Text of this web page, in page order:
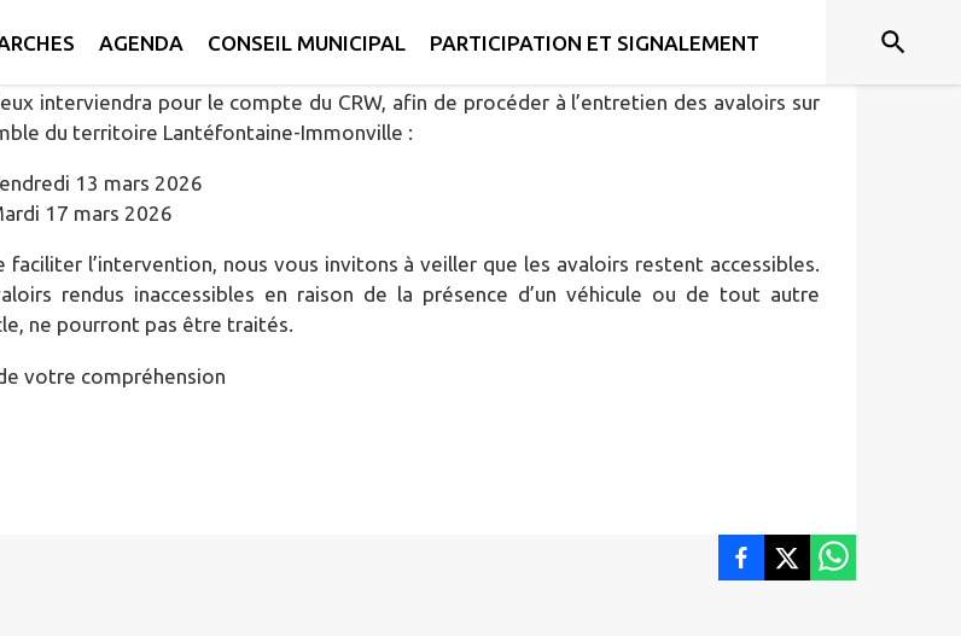
AGENDA CONSEIL MUNICIPAL PARTICIPATION ET SIGNALEMENT
mardi 03 mars 2026 - Lantéfontaine - Immonville
interviendra pour le compte du CRW, afin de procéder à l’entretien des avaloirs sur
du territoire Lantéfontaine-Immonville :
13 mars 2026
17 mars 2026
faciliter l’intervention, nous vous invitons à veiller que les avaloirs restent accessibles.
rendus inaccessibles en raison de la présence d’un véhicule ou de tout autre
ne pourront pas être traités.
votre compréhension